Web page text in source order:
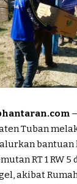
Tuban
bantuan
RT 1 RW 5
akibat